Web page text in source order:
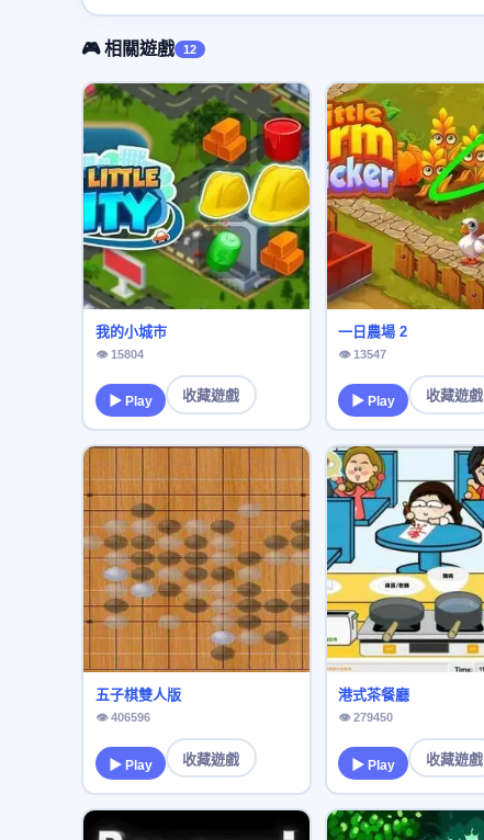
🎮 相關遊戲 12
我的小城市
👁 15804
▶ Play 收藏遊戲
一日農場 2
👁 13547
▶ Play 收藏遊戲
五子棋雙人版
👁 406596
▶ Play 收藏遊戲
港式茶餐廳
👁 279450
▶ Play 收藏遊戲